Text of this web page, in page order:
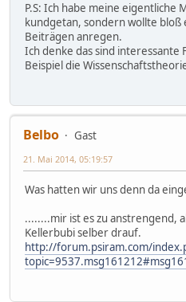
P.S: Ich habe meine eigentliche
kundgetan, sondern wollte bloß
Beiträgen anregen.
Ich denke das sind interessante
Beispiel die
Belbo
Gast
21. Mai 2014, 05:19:57
Was hatten wir uns denn da
........mir ist es zu anstrengend,
Kellerbubi selber drauf.
http://forum.psiram.com/